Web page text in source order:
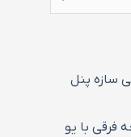
سازه پنل
فرقی با یو